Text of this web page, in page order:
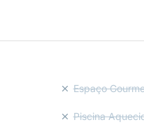
Espaço
Piscina